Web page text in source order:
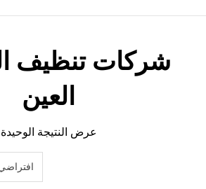
شركات تنظيف
العين
عرض النتيجة الوحيدة